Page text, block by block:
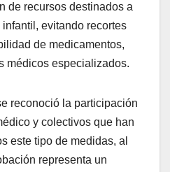
de recursos destinados a
evitando recortes
de medicamentos,
médicos especializados.
reconoció la participación
y colectivos que han
este tipo de medidas, al
representa un